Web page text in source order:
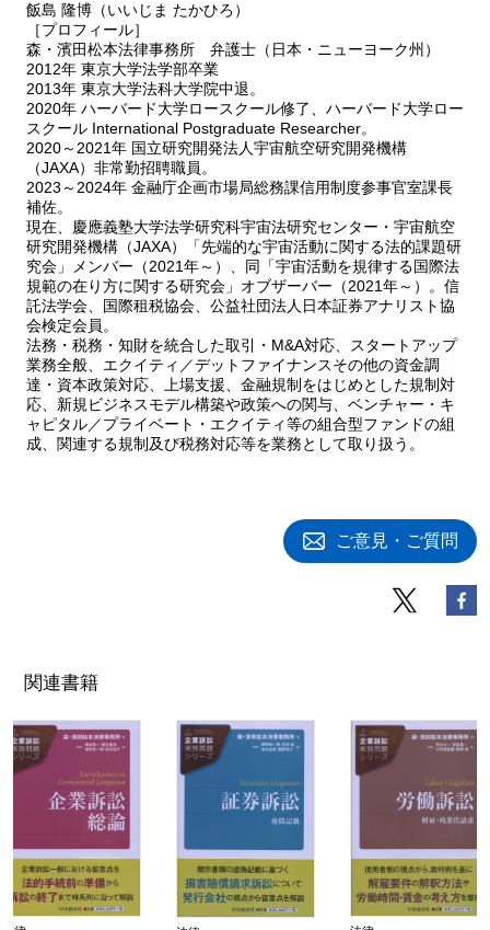
飯島 隆博（いいじま たかひろ）
［プロフィール］
森・濱田松本法律事務所 弁護士（日本・ニューヨーク州）
2012年 東京大学法学部卒業
2013年 東京大学法科大学院中退。
2020年 ハーバード大学ロースクール修了、ハーバード大学ロー
スクール International Postgraduate Researcher。
2020～2021年 国立研究開発法人宇宙航空研究開発機構
（JAXA）非常勤招聘職員。
2023～2024年 金融庁企画市場局総務課信用制度参事官室課長
補佐。
現在、慶應義塾大学法学研究科宇宙法研究センター・宇宙航空
研究開発機構（JAXA）「先端的な宇宙活動に関する法的課題研
究会」メンバー（2021年～）、同「宇宙活動を規律する国際法
規範の在り方に関する研究会」オブザーバー（2021年～）。信
託法学会、国際租税協会、公益社団法人日本証券アナリスト協
会検定会員。
法務・税務・知財を統合した取引・M&A対応、スタートアップ
業務全般、エクイティ／デットファイナンスその他の資金調
達・資本政策対応、上場支援、金融規制をはじめとした規制対
応、新規ビジネスモデル構築や政策への関与、ベンチャー・キ
ャピタル／プライベート・エクイティ等の組合型ファンドの組
成、関連する規制及び税務対応等を業務として取り扱う。
ご意見・ご質問
関連書籍